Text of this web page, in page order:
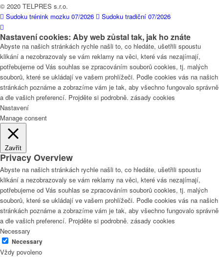
© 2020 TELPRES s.r.o.
Sudoku trénink mozku 07/2026
Sudoku tradiční 07/2026
Nastavení cookies: Aby web zůstal tak, jak ho znáte
Abyste na našich stránkách rychle našli to, co hledáte, ušetřili spoustu
klikání a nezobrazovaly se vám reklamy na věci, které vás nezajímají,
potřebujeme od Vás souhlas se zpracováním souborů cookies, tj. malých
souborů, které se ukládají ve vašem prohlížeči. Podle cookies vás na našich
stránkách poznáme a zobrazíme vám je tak, aby všechno fungovalo správně
a dle vašich preferencí. Projděte si podrobně. zásady cookies
Nastavení
Manage consent
Zavřít
Privacy Overview
Abyste na našich stránkách rychle našli to, co hledáte, ušetřili spoustu
klikání a nezobrazovaly se vám reklamy na věci, které vás nezajímají,
potřebujeme od Vás souhlas se zpracováním souborů cookies, tj. malých
souborů, které se ukládají ve vašem prohlížeči. Podle cookies vás na našich
stránkách poznáme a zobrazíme vám je tak, aby všechno fungovalo správně
a dle vašich preferencí. Projděte si podrobně. zásady cookies
Necessary
Necessary
Vždy povoleno